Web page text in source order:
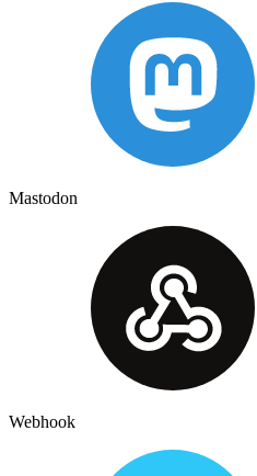
Mastodon
Webhook